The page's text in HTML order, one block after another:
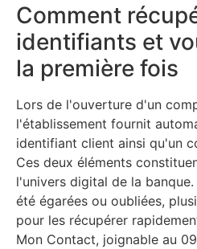
Comment
identifiants et
la première fois
Lors de l'ouverture d'un
l'établissement fournit
identifiant client ainsi qu'un
Ces deux éléments
l'univers digital de la
été égarées ou oubliées,
pour les récupérer
Mon Contact, joignable au